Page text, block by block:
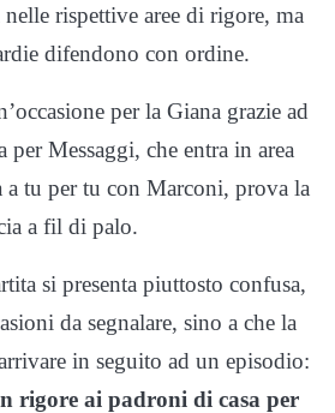
rispettive aree di rigore, ma
difendono con ordine.
per la Giana grazie ad
Messaggi, che entra in area
a tu per tu con Marconi, prova la
a fil di palo.
si presenta piuttosto confusa,
da segnalare, sino a che la
in seguito ad un episodio:
rigore ai padroni di casa per